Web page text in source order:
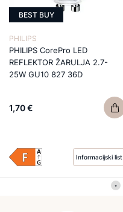
BEST BUY
PHILIPS
PHILIPS CorePro LED
REFLEKTOR ŽARULJA 2.7-
25W GU10 827 36D
1,70 €
Informacijski list